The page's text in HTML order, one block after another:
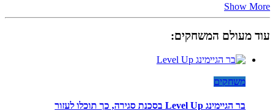
Show More
עוד מעולם המשחקים:
משחקים
בר הגיימינג Level Up בסכנת סגירה, כך תוכלו לעזור